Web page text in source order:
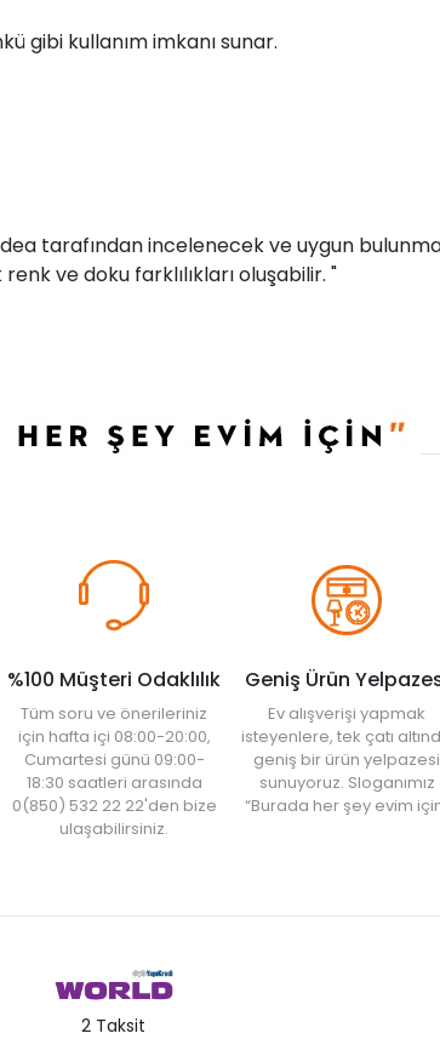
gibi kullanım imkanı sunar.
tarafından incelenecek ve uygun
ve doku farklılıkları oluşabilir. "
%100 Müşteri Odaklılık
Tüm soru ve önerileriniz
için hafta içi 08:00-20:00,
Cumartesi günü 09:00-
18:30 saatleri arasında
0(850) 532 22 22'den bize
ulaşabilirsiniz.
Geniş Ürün
Ev alışverişi yapmak
isteyenlere, tek çatı
geniş bir ürün yelpazesi
sunuyoruz. Sloganımız
“Burada her şey evim
2 Taksit